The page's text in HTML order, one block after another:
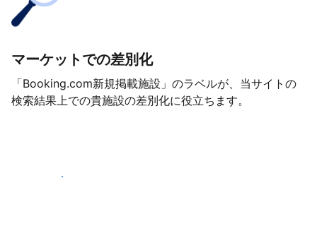
マーケットでの差別化
「Booking.com新規掲載施設」のラベルが、当サイトの
検索結果上での貴施設の差別化に役立ちます。
さっそく始める